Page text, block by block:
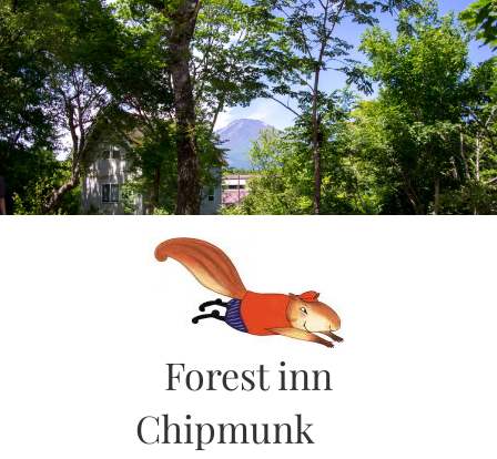
Skip
to
content
Forest inn
Chipmunk